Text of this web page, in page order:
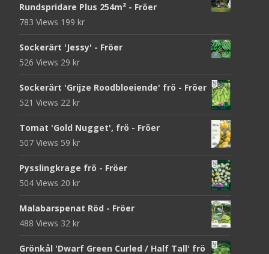
Rundspridare Plus 254m² - Fröer
783 Views 199 kr
Sockerärt 'Jessy' - Fröer
526 Views 29 kr
Sockerärt 'Grijze Roodbloeiende' frö - Fröer
521 Views 22 kr
Tomat 'Gold Nugget', frö - Fröer
507 Views 59 kr
Pysslingkrage frö - Fröer
504 Views 20 kr
Malabarspenat Röd - Fröer
488 Views 32 kr
Grönkål 'Dwarf Green Curled / Half Tall' frö